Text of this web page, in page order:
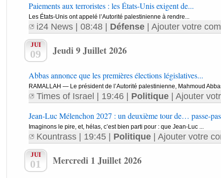
Paiements aux terroristes : les États-Unis exigent de...
Les États-Unis ont appelé l’Autorité palestinienne à rendre...
i24 News| 08:48 | Défense| Ajouter votre
JUI
09 Jeudi 9 Juillet 2026
Abbas annonce que les premières élections législatives...
RAMALLAH — Le président de l’Autorité palestinienne, Mahmoud
Times of Israel | 19:46 | Politique| Ajouter
Jean-Luc Mélenchon 2027 : un deuxième tour de… passe-
Imaginons le pire, et, hélas, c’est bien parti pour : que Jean-Luc ...
Kountrass| 19:45 | Politique| Ajouter votre
JUI
01 Mercredi 1 Juillet 2026